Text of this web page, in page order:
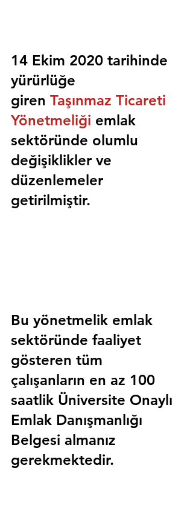
14 Ekim 2020 tarihinde
yürürlüğe
giren Taşınmaz Ticareti
Yönetmeliği emlak
sektöründe olumlu
değişiklikler ve
düzenlemeler
getirilmiştir.
Bu yönetmelik emlak
sektöründe faaliyet
gösteren tüm
çalışanların en az 100
saatlik Üniversite Onaylı
Emlak Danışmanlığı
Belgesi almanız
gerekmektedir.